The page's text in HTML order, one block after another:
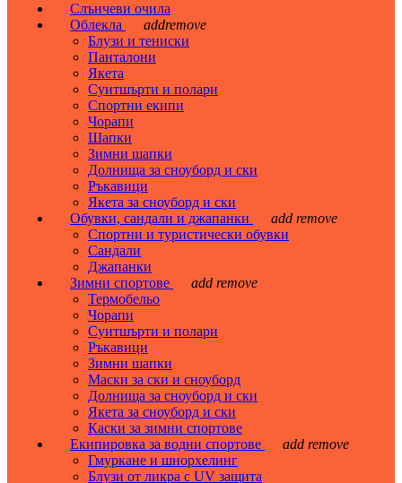
Слънчеви очила
Облекла
addremove
Блузи и тениски
Панталони
Якета
Суитшърти и полари
Спортни екипи
Чорапи
Шапки
Зимни шапки
Долнища за сноуборд и ски
Ръкавици
Якета за сноуборд и ски
Обувки, сандали и джапанки
add remove
Спортни и туристически обувки
Сандали
Джапанки
Зимни спортове
add remove
Термобельо
Чорапи
Суитшърти и полари
Ръкавици
Зимни шапки
Маски за ски и сноуборд
Долнища за сноуборд и ски
Якета за сноуборд и ски
Каски за зимни спортове
Екипировка за водни спортове
add remove
Гмуркане и шнорхелинг
Блузи от ликра с UV защита